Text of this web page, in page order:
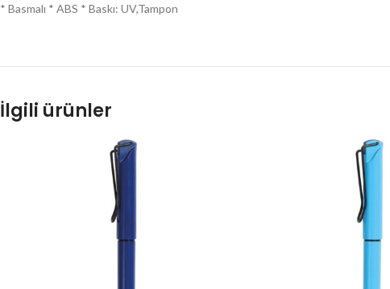
* Basmalı * ABS * Baskı: UV,Tampon
İlgili ürünler